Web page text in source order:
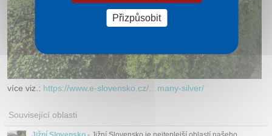
více viz.: https://www.e-slovensko.cz/…many-silver/
Související oblasti
Přizpůsobit